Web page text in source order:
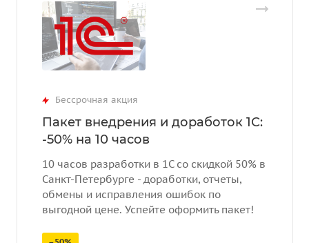
Бессрочная акция
Пакет внедрения и доработок 1С:
-50% на 10 часов
10 часов разработки в 1С со скидкой 50% в
Санкт-Петербурге - доработки, отчеты,
обмены и исправления ошибок по
выгодной цене. Успейте оформить пакет!